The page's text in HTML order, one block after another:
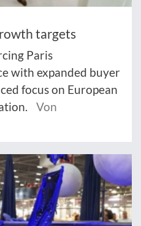
targets
Paris
with expanded buyer
focus on European
Von